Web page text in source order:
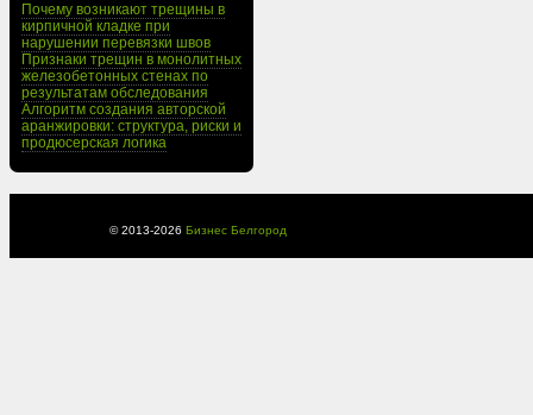
Почему возникают трещины в
кирпичной кладке при
нарушении перевязки швов
Признаки трещин в монолитных
железобетонных стенах по
результатам обследования
Алгоритм создания авторской
аранжировки: структура, риски и
продюсерская логика
© 2013-2026 Бизнес Белгород